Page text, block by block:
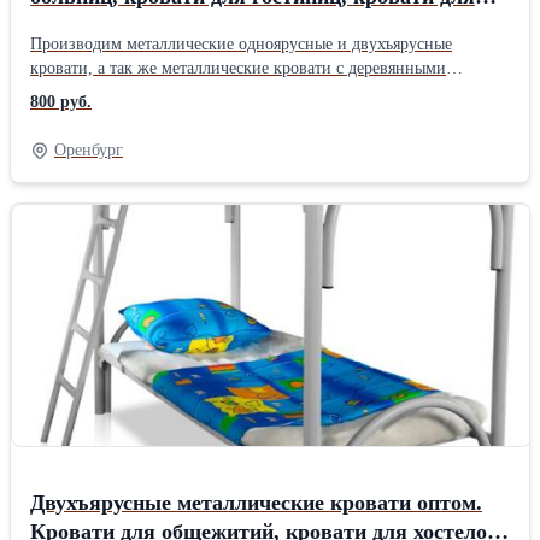
Производим металлические одноярусные и двухъярусные
кровати, а так же металлические кровати с деревянными
спинками, которые используются в различных общественных
организациях: для больницы, санатория, для военных казарм
(армейские кровати), для строителей, рабочих, вагончиков,
времянок, ремонтных бригад, для базы отдыха, пансионата,
детского лагеря, студентов, общежитий, бюджетных гостиниц.
Металлические кровати сочетают в себе очень многие
положительные качества: максимально надежны, удобны в
транспортировке и устойчивы к нагрузкам. Работаем с доставкой
по всей России, Белоруссии, Казахстан. +7 926 786 44 45
Людмила +7 926 875 47 01
800 руб.
Оренбург
Двухъярусные металлические кровати оптом.
Кровати для общежитий, кровати для хостелов,